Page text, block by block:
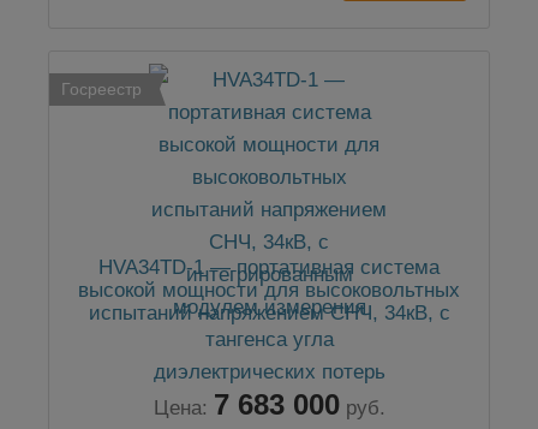
Госреестр
HVA34TD-1 — портативная система
высокой мощности для высоковольтных
испытаний напряжением СНЧ, 34кВ, с
интегрированным модулем измерения
тангенса угла диэлектрических потерь
Цена: 7 683 000 руб.